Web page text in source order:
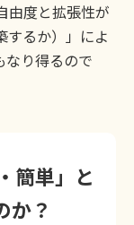
由度と拡張性が
するか）」によ
なり得るので
簡単」と
か？